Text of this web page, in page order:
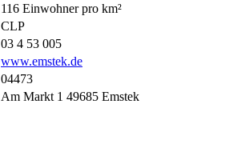
116 Einwohner pro km²
CLP
03 4 53 005
www.emstek.de
04473
Am Markt 1 49685 Emstek